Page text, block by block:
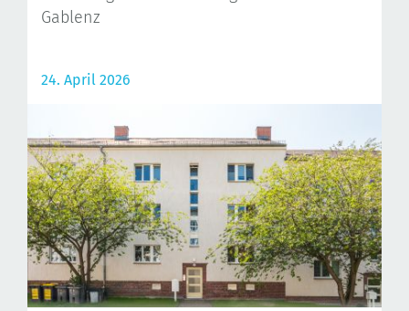
Gablenz
24. April 2026